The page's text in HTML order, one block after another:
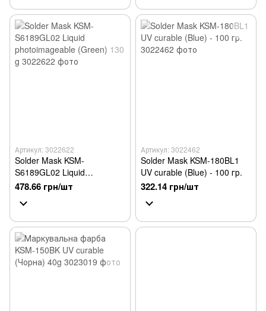
Артикул: 3022622
Solder Mask KSM-
S6189GL02 Liquid
photoimageable (Green) 130
478.66 грн/шт
Артикул: 3022462
Solder Mask KSM-180BL1
UV curable (Blue) - 100 гр.
322.14 грн/шт